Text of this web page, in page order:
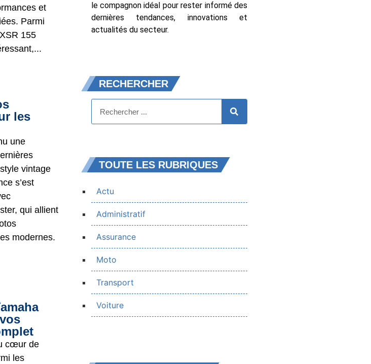
et
Parmi
155
les
une
vintage
s’est
qui allient
modernes.
cœur de
les
le compagnon idéal pour rester informé des
dernières tendances, innovations et
actualités du secteur.
RECHERCHER
TOUTE LES RUBRIQUES
Actu
Administratif
Assurance
Moto
Transport
Voiture